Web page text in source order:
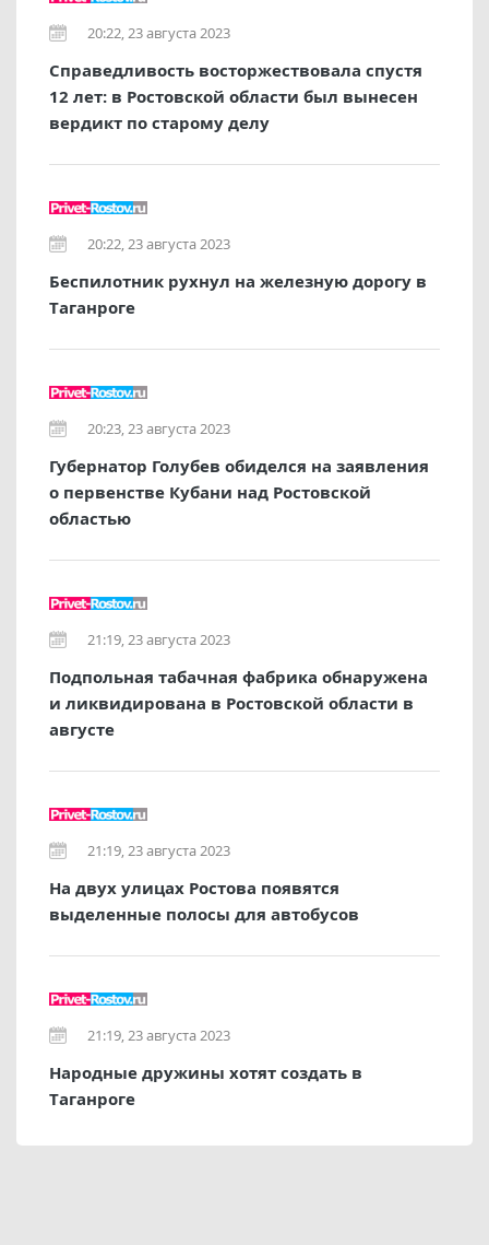
20:22, 23 августа 2023
Справедливость восторжествовала спустя
12 лет: в Ростовской области был вынесен
вердикт по старому делу
20:22, 23 августа 2023
Беспилотник рухнул на железную дорогу в
Таганроге
20:23, 23 августа 2023
Губернатор Голубев обиделся на заявления
о первенстве Кубани над Ростовской
областью
21:19, 23 августа 2023
Подпольная табачная фабрика обнаружена
и ликвидирована в Ростовской области в
августе
21:19, 23 августа 2023
На двух улицах Ростова появятся
выделенные полосы для автобусов
21:19, 23 августа 2023
Народные дружины хотят создать в
Таганроге